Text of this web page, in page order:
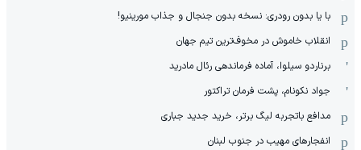
با یا بدون رودری: نسخه بدون جنجال و جذاب مورینیو!
انقلاب خاموش در مخوف‌‌ترین تیم جهان
برناردو سیلوا، آماده فرماندهی رئال مادرید
جواد نکونام، پشت فرمان تراکتور
مدافع باتجربه لیگ برتر، خرید جدید جباری
انفجارهای مهیب در جنوب لبنان